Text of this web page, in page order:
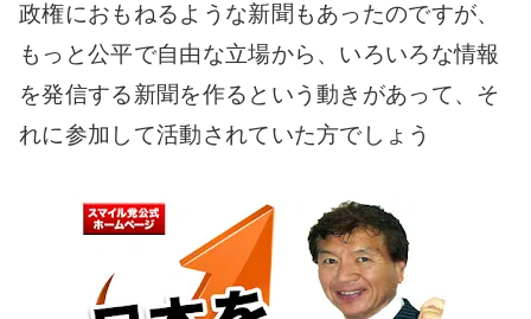
政権におもねるような新聞もあったのですが、
もっと公平で自由な立場から、いろいろな情報
を発信する新聞を作るという動きがあって、そ
れに参加して活動されていた方でしょう